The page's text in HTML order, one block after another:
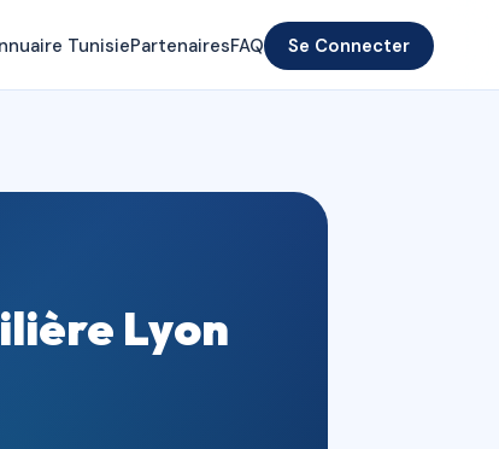
TunisiePartenairesFAQ Se Connecter
Lyon